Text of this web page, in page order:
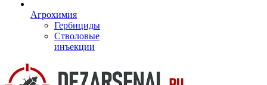
Агрохимия
Гербициды
Стволовые
инъекции